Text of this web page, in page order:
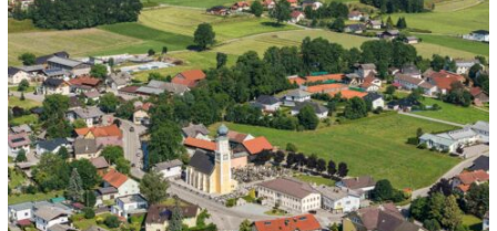
LATEST
STORIES